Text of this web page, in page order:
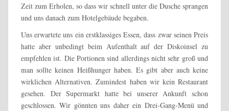
Zeit zum Erholen, so dass wir schnell unter die Dusche sprangen
und uns danach zum Hotelgebäude begaben.
Uns erwartete uns ein erstklassiges Essen, dass zwar seinen Preis
hatte aber unbedingt beim Aufenthalt auf der Diskoinsel zu
empfehlen ist. Die Portionen sind allerdings nicht sehr groß und
man sollte keinen Heißhunger haben. Es gibt aber auch keine
wirklichen Alternativen. Zumindest haben wir kein Restaurant
gesehen. Der Supermarkt hatte bei unserer Ankunft schon
geschlossen. Wir gönnten uns daher ein Drei-Gang-Menü und